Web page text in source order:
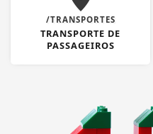
/TRANSPORTES
TRANSPORTE DE
PASSAGEIROS